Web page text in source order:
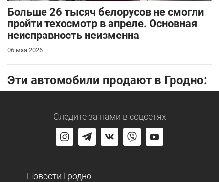
Больше 26 тысяч белорусов не смогли
пройти техосмотр в апреле. Основная
неисправность неизменна
06 мая 2026
Эти автомобили продают в Гродно:
Следите за нами в соцсетях
Новости Гродно